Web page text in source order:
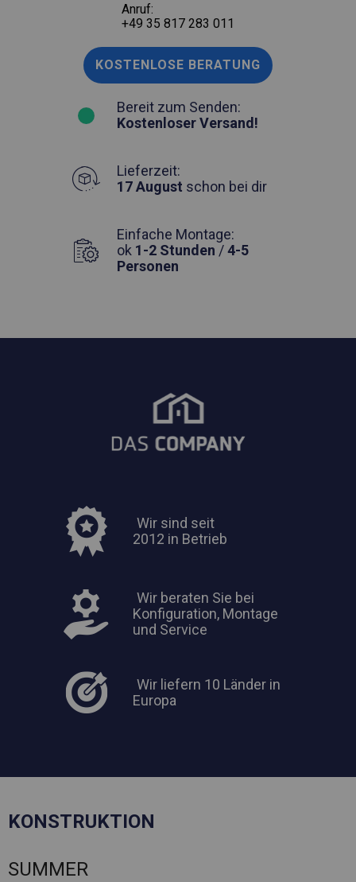
Anruf:
+49 35 817 283 011
KOSTENLOSE BERATUNG
Bereit zum Senden:
Kostenloser Versand!
Lieferzeit:
17 August schon bei dir
Einfache Montage:
ok 1-2 Stunden /4-5
Personen
Wir sind seit
2012 in Betrieb
Wir beraten Sie bei
Konfiguration, Montage
und Service
Wir liefern 10 Länder in
Europa
KONSTRUKTION
SUMMER